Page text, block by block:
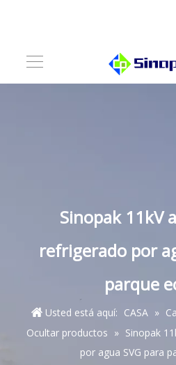
Sinopak 11kV
refrigerado por
parque
Usted está aquí: CASA »
Ocultar productos » Sinopak
por agua SVG para